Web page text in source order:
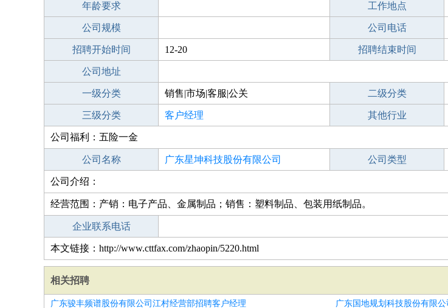
年龄要求 工作地点
公司规模 公司电话
招聘开始时间 12-20 招聘结束时间
公司地址
一级分类 销售|市场|客服|公关 二级分类
三级分类 客户经理 其他行业
公司福利：五险一金
公司名称 广东星坤科技股份有限公司 公司类型
公司介绍：
经营范围：产销：电子产品、金属制品；销售：塑料制品、包装用纸制品。
企业联系电话
本文链接：http://www.cttfax.com/zhaopin/5220.html
相关招聘
广东骏丰频谱股份有限公司江村经营部招聘客户经理 广东国地规划科技股份有限